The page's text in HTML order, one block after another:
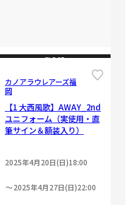
CLOSE
カノアラウレアーズ福
岡
【1 大西風歌】AWAY_2nd
ユニフォーム（実使用・直
筆サイン＆額装入り）
2025年4月20日(日)18:00
2025年4月27日(日)22:00